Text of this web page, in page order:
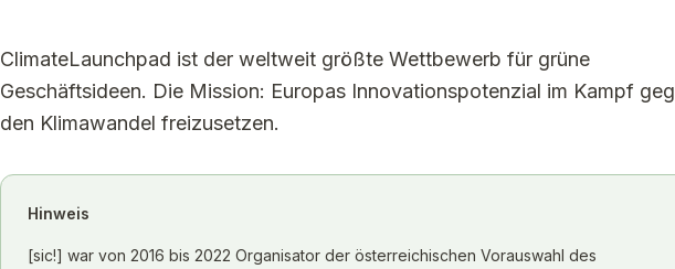
ClimateLaunchpad ist der weltweit größte Wettbewerb für grüne
Geschäftsideen. Die Mission: Europas Innovationspotenzial im Kampf
den Klimawandel freizusetzen.
Hinweis
[sic!] war von 2016 bis 2022 Organisator der österreichischen Vorauswahl des